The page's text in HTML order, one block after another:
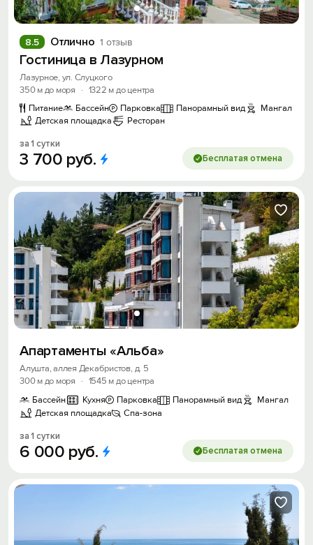
Отлично 1 отзыв
8.5
Гостиница в Лазурном
Лазурное, ул. Слуцкого
350 м до моря
· 1322 м до центра
Питание
Бассейн Парковка Панорамный вид
Мангал
Детская площадка
Ресторан
за 1 сутки
3 700 руб. Бесплатая отмена
Апартаменты «Альба»
Алушта, аллея Декабристов, д. 5
300 м до моря
· 1545 м до центра
Бассейн
Кухня Парковка Панорамный вид
Мангал
Детская площадка
Спа-зона
за 1 сутки
6 000 руб. Бесплатая отмена